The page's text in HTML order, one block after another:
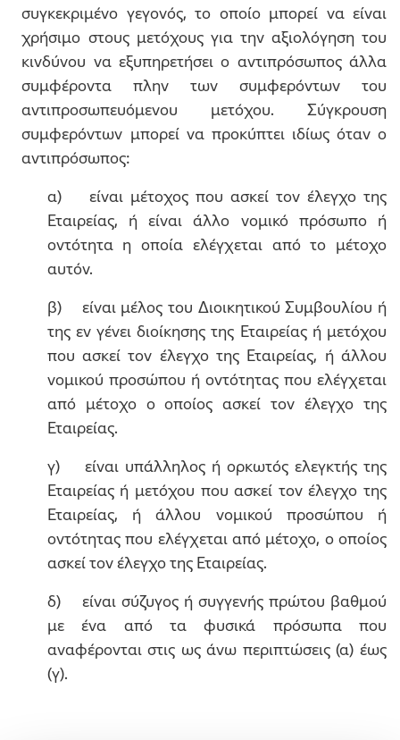
συγκεκριμένο γεγονός, το οποίο μπορεί να είναι
χρήσιμο στους μετόχους για την αξιολόγηση του
κινδύνου να εξυπηρετήσει ο αντιπρόσωπος άλλα
συμφέροντα πλην των συμφερόντων του
αντιπροσωπευόμενου μετόχου. Σύγκρουση
συμφερόντων μπορεί να προκύπτει ιδίως όταν ο
αντιπρόσωπος:
α) είναι μέτοχος που ασκεί τον έλεγχο της
Εταιρείας, ή είναι άλλο νομικό πρόσωπο ή
οντότητα η οποία ελέγχεται από το μέτοχο
αυτόν.
β) είναι μέλος του Διοικητικού Συμβουλίου ή
της εν γένει διοίκησης της Εταιρείας ή μετόχου
που ασκεί τον έλεγχο της Εταιρείας, ή άλλου
νομικού προσώπου ή οντότητας που ελέγχεται
από μέτοχο ο οποίος ασκεί τον έλεγχο της
Εταιρείας.
γ) είναι υπάλληλος ή ορκωτός ελεγκτής της
Εταιρείας ή μετόχου που ασκεί τον έλεγχο της
Εταιρείας, ή άλλου νομικού προσώπου ή
οντότητας που ελέγχεται από μέτοχο, ο οποίος
ασκεί τον έλεγχο της Εταιρείας.
δ) είναι σύζυγος ή συγγενής πρώτου βαθμού
με ένα από τα φυσικά πρόσωπα που
αναφέρονται στις ως άνω περιπτώσεις (α) έως
(γ).